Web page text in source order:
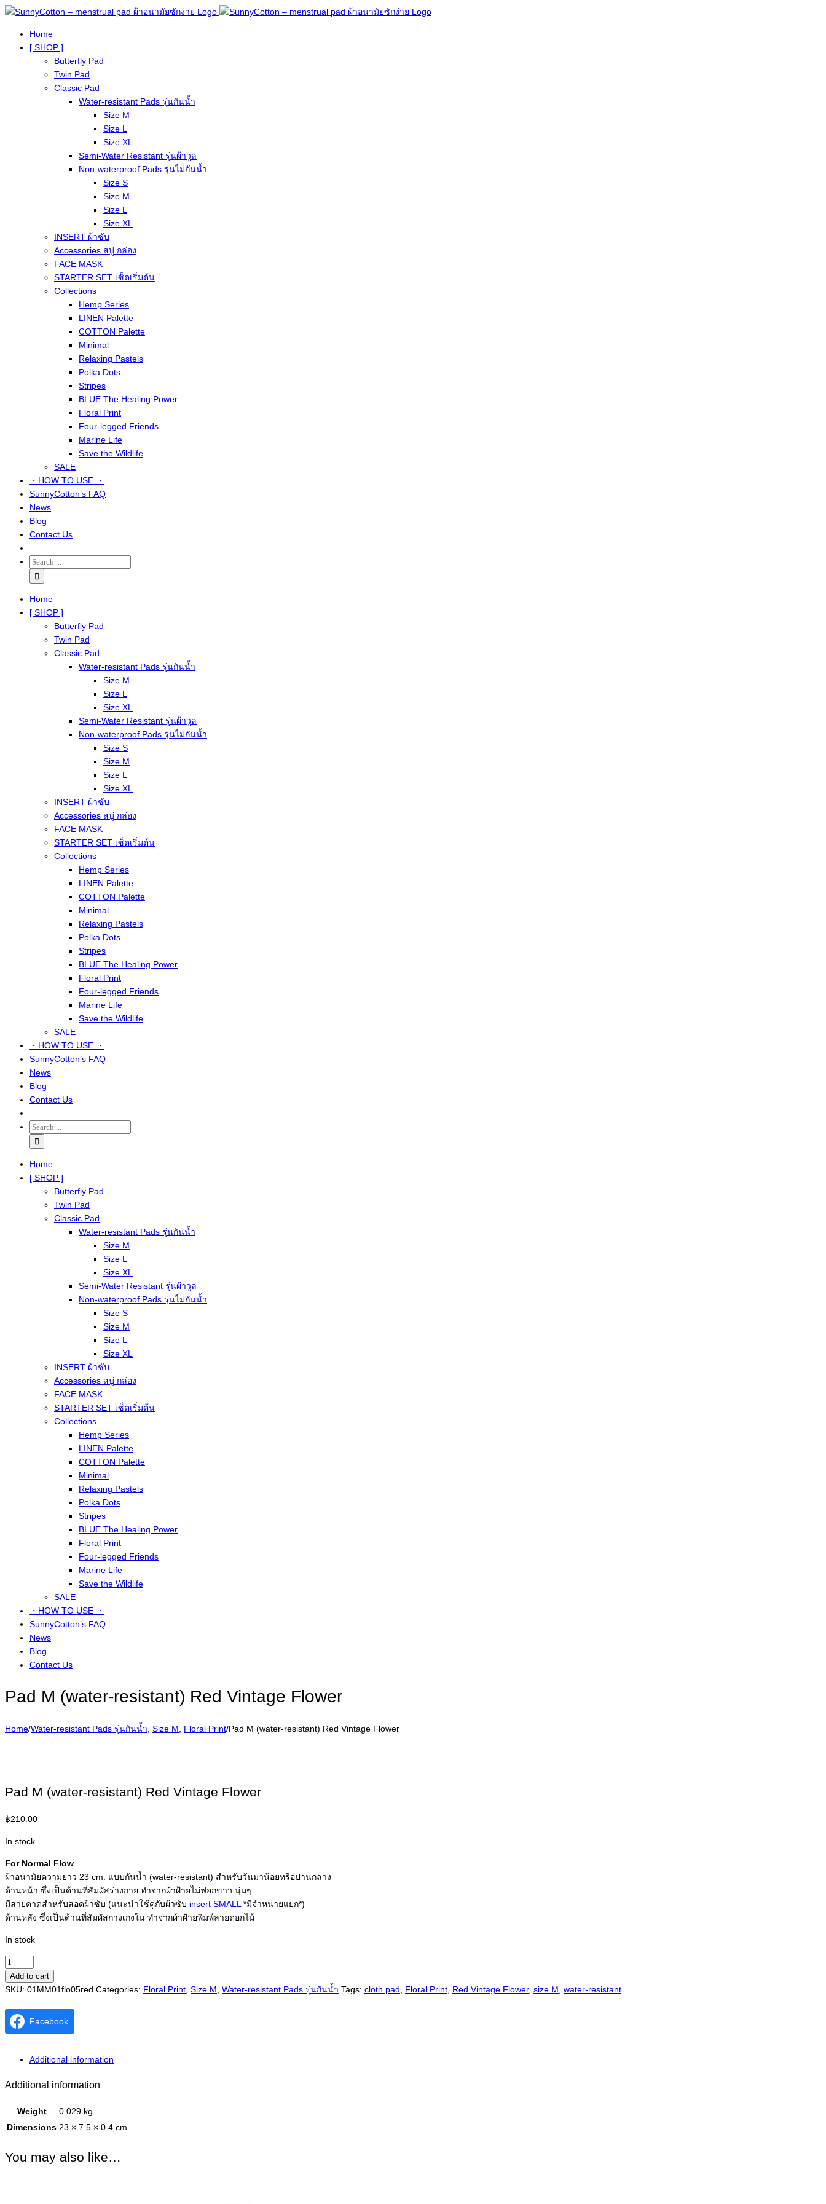
Home
[ SHOP ]
Butterfly Pad
Twin Pad
Classic Pad
Water-resistant Pads รุ่นกันน้ำ
Size M
Size L
Size XL
Semi-Water Resistant รุ่นผ้าวูล
Non-waterproof Pads รุ่นไม่กันน้ำ
Size S
Size M
Size L
Size XL
INSERT ผ้าซับ
Accessories สบู่ กล่อง
FACE MASK
STARTER SET เซ็ตเริ่มต้น
Collections
Hemp Series
LINEN Palette
COTTON Palette
Minimal
Relaxing Pastels
Polka Dots
Stripes
BLUE The Healing Power
Floral Print
Four-legged Friends
Marine Life
Save the Wildlife
SALE
・HOW TO USE ・
SunnyCotton’s FAQ
News
Blog
Contact Us
Home
[ SHOP ]
Butterfly Pad
Twin Pad
Classic Pad
Water-resistant Pads รุ่นกันน้ำ
Size M
Size L
Size XL
Semi-Water Resistant รุ่นผ้าวูล
Non-waterproof Pads รุ่นไม่กันน้ำ
Size S
Size M
Size L
Size XL
INSERT ผ้าซับ
Accessories สบู่ กล่อง
FACE MASK
STARTER SET เซ็ตเริ่มต้น
Collections
Hemp Series
LINEN Palette
COTTON Palette
Minimal
Relaxing Pastels
Polka Dots
Stripes
BLUE The Healing Power
Floral Print
Four-legged Friends
Marine Life
Save the Wildlife
SALE
・HOW TO USE ・
SunnyCotton’s FAQ
News
Blog
Contact Us
Home
[ SHOP ]
Butterfly Pad
Twin Pad
Classic Pad
Water-resistant Pads รุ่นกันน้ำ
Size M
Size L
Size XL
Semi-Water Resistant รุ่นผ้าวูล
Non-waterproof Pads รุ่นไม่กันน้ำ
Size S
Size M
Size L
Size XL
INSERT ผ้าซับ
Accessories สบู่ กล่อง
FACE MASK
STARTER SET เซ็ตเริ่มต้น
Collections
Hemp Series
LINEN Palette
COTTON Palette
Minimal
Relaxing Pastels
Polka Dots
Stripes
BLUE The Healing Power
Floral Print
Four-legged Friends
Marine Life
Save the Wildlife
SALE
・HOW TO USE ・
SunnyCotton’s FAQ
News
Blog
Contact Us
Pad M (water-resistant) Red Vintage Flower
Home/Water-resistant Pads รุ่นกันน้ำ Size M Floral Print/Pad M (water-resistant) Red Vintage Flower
Pad M (water-resistant) Red Vintage Flower
฿210.00
In stock
For Normal Flow
ผ้าอนามัยความยาว 23 cm. แบบกันน้ำ (water-resistant) สำหรับวันมาน้อยหรือปานกลาง
ด้านหน้า ซึ่งเป็นด้านที่สัมผัสร่างกาย ทำจากผ้าฝ้ายไม่ฟอกขาว นุ่มๆ
มีสายคาดสำหรับสอดผ้าซับ (แนะนำใช้คู่กับผ้าซับ insert SMALL*มีจำหน่ายแยก*)
ด้านหลัง ซึ่งเป็นด้านที่สัมผัสกางเกงใน ทำจากผ้าฝ้ายพิมพ์ลายดอกไม้
In stock
Pad
M
(water-
Red
Vintage
quantity
Add to cart
SKU: 01MM01flo05red Categories: Floral Print, Size M, Water-resistant Pads รุ่นกันน้ำ Tags: cloth pad, Floral Print, Red Vintage Flower, size M, water-resistant
Facebook
Additional information
Additional information
Weight
0.029 kg
Dimensions 23 × 7.5 × 0.4 cm
You may also like…